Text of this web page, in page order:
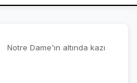
Notre Dame'ın altında kazı